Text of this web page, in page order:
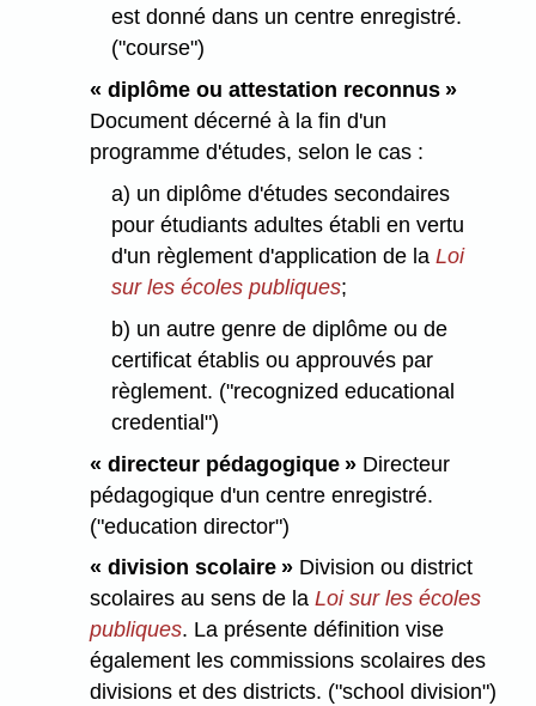
est donné dans un centre enregistré.
("course")
« diplôme ou attestation reconnus »
Document décerné à la fin d'un
programme d'études, selon le cas :
a) un diplôme d'études secondaires
pour étudiants adultes établi en vertu
d'un règlement d'application de la Loi
sur les écoles publiques;
b) un autre genre de diplôme ou de
certificat établis ou approuvés par
règlement. ("recognized educational
credential")
« directeur pédagogique » Directeur
pédagogique d'un centre enregistré.
("education director")
« division scolaire » Division ou district
scolaires au sens de laLoi sur les écoles
publiques. La présente définition vise
également les commissions scolaires des
divisions et des districts. ("school division")